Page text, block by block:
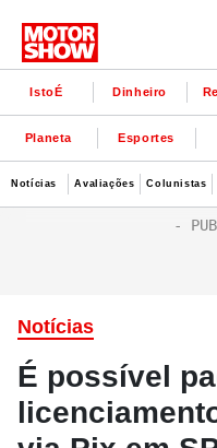
IstoÉ Dinheiro
Planeta Esportes
Notícias Avaliações Colunistas
Notícias
É possível